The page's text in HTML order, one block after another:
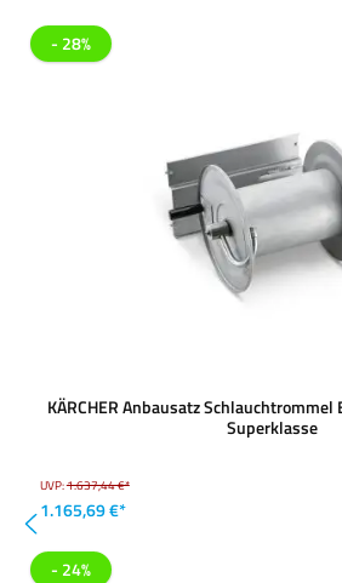
- 28%
KÄRCHER Anbausatz Schlauchtrommel
Superklasse
UVP:1.637,44 €*
1.165,69 €*
- 24%